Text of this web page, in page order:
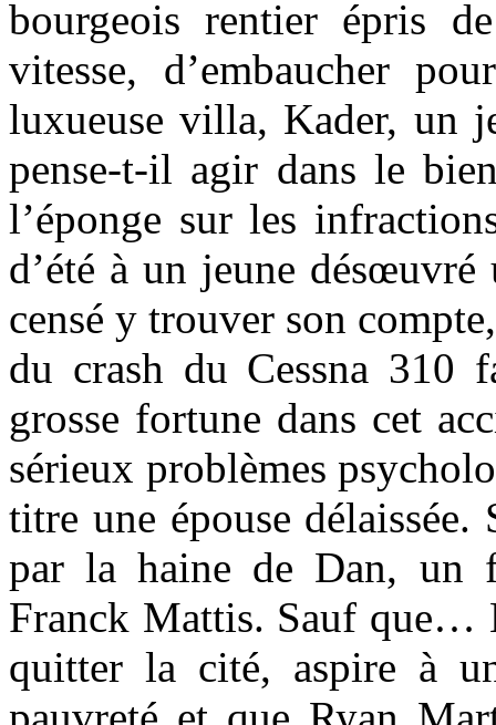
bourgeois rentier épris
vitesse, d’embaucher
luxueuse villa, Kader, un
pense-t-il agir dans le
l’éponge sur les
d’été à un jeune
censé y trouver son
du crash du Cessna 310
grosse fortune dans cet
sérieux problèmes
titre une épouse
par la haine de Dan, un
Franck Mattis. Sauf que…
quitter la cité, aspire à